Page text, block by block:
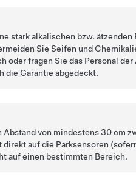
stark alkalischen bzw.
Sie Seifen und
oder fragen Sie das Personal
die Garantie abgedeckt.
Abstand von mindestens30 cm
auf die Parksensoren
auf einen bestimmten Bereich.